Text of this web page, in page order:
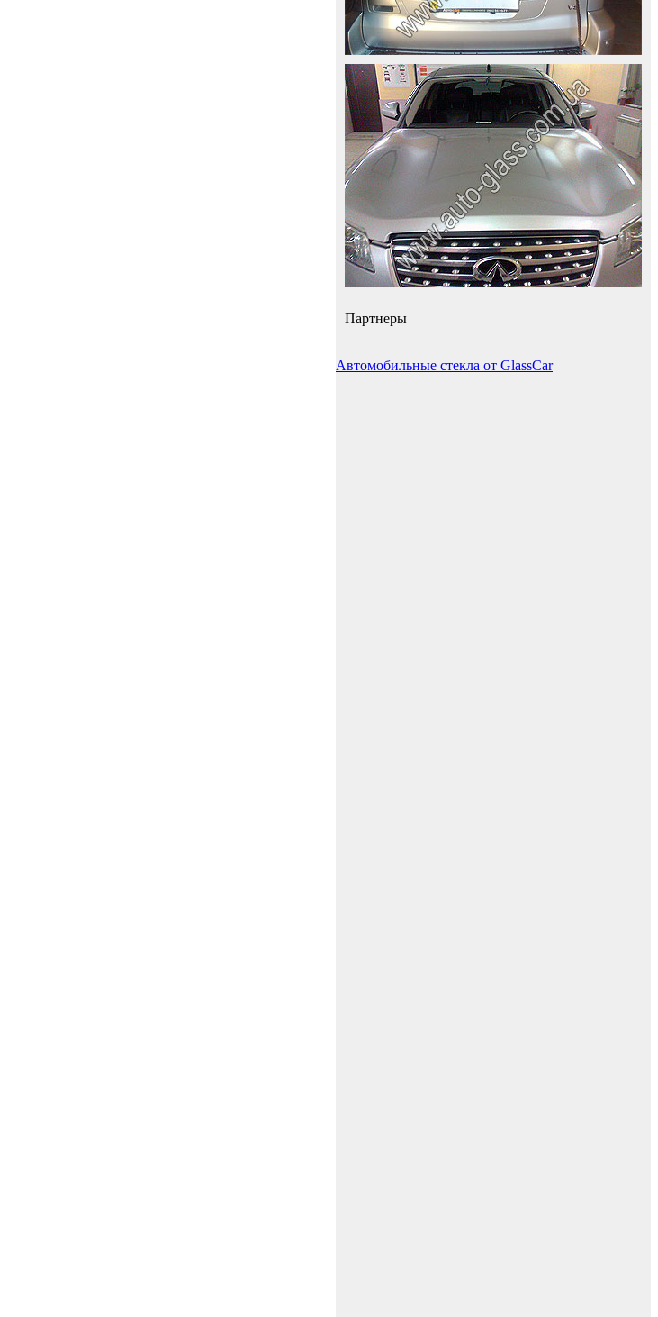
Партнеры
Автомобильные стекла от GlassCar